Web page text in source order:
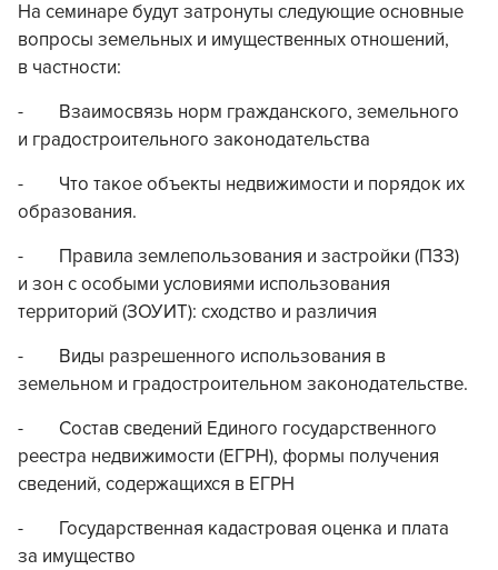
На семинаре будут затронуты следующие основные
вопросы земельных и имущественных отношений,
в частности:
- Взаимосвязь норм гражданского, земельного
и градостроительного законодательства
- Что такое объекты недвижимости и порядок их
образования.
- Правила землепользования и застройки (ПЗЗ)
и зон с особыми условиями использования
территорий (ЗОУИТ): сходство и различия
- Виды разрешенного использования в
земельном и градостроительном законодательстве.
- Состав сведений Единого государственного
реестра недвижимости (ЕГРН), формы получения
сведений, содержащихся в ЕГРН
- Государственная кадастровая оценка и плата
за имущество